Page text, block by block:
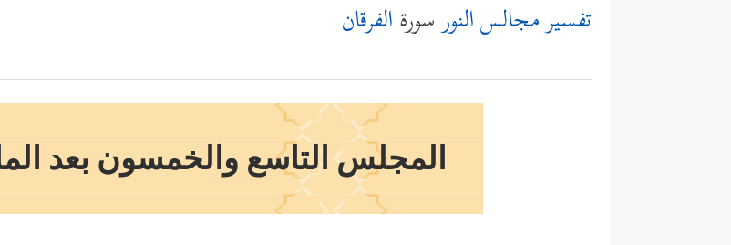
تفسير مجالس النورسورةالفرقان
المجلس التاسع والخمسون بعد